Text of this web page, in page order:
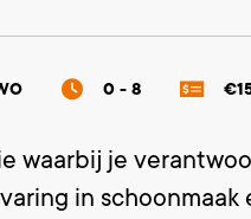
0 - 8
waarbij je
in